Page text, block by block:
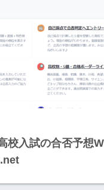
校入試の合否予想